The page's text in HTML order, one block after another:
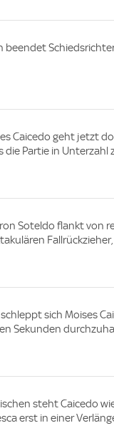
beendet
Caicedo geht jetzt
die Partie in Unterzahl
Soteldo flankt von
sich Moises
Sekunden
steht Caicedo
erst in einer